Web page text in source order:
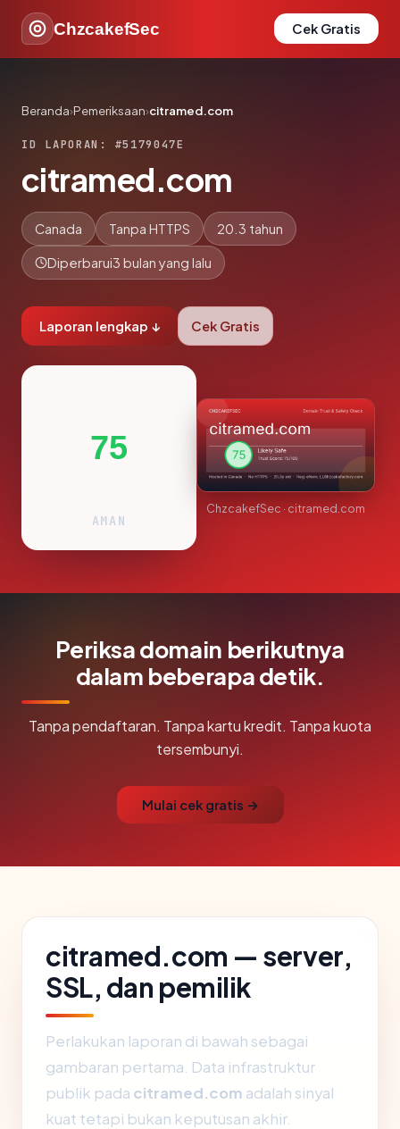
ChzcakefSec Cek Gratis
Beranda›Pemeriksaan›citramed.com
ID LAPORAN: #5179047E
citramed.com
Canada Tanpa HTTPS 20.3 tahun
Diperbarui3 bulan yang lalu
Laporan lengkap ↓ Cek Gratis
75
AMAN
ChzcakefSec · citramed.com
Periksa domain berikutnya
dalam beberapa detik.
Tanpa pendaftaran. Tanpa kartu kredit. Tanpa kuota
tersembunyi.
Mulai cek gratis →
citramed.com — server,
SSL, dan pemilik
Perlakukan laporan di bawah sebagai
gambaran pertama. Data infrastruktur
publik pada citramed.com adalah sinyal
kuat tetapi bukan keputusan akhir.